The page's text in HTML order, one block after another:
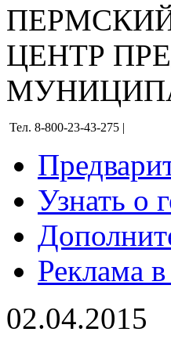
ЦЕНТР
Тел. 8-800-23-43-275 |
Узнать о
Реклама
02.04.2015